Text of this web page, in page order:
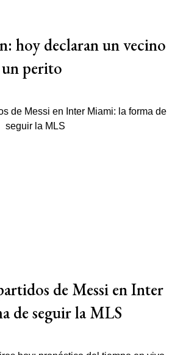
hoy declaran un vecino
perito
de Messi en Inter
de seguir la MLS